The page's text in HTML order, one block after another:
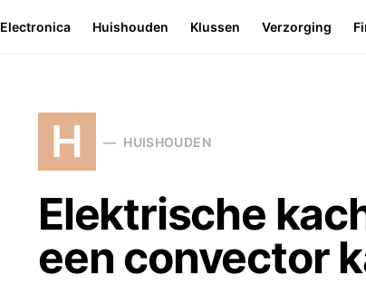
Electronica Huishouden Klussen Verzorging
H HUISHOUDEN
Elektrische
een convector